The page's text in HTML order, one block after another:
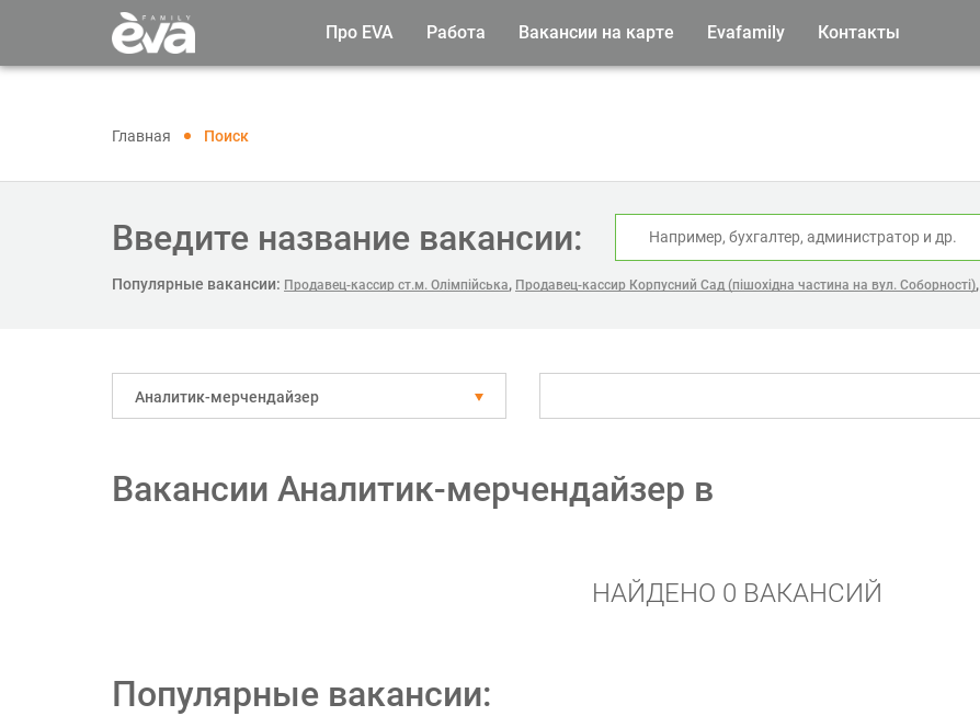
Про EVA Работа Вакансии на карте Evafamily Контакты
Главная Поиск
Введите название вакансии:
Популярные вакансии: Продавец-кассир ст.м. Олімпійська, Продавец-кассир Корпусний Сад (пішохідна частина на вул. Соборності),
Аналитик-мерчендайзер
Вакансии Аналитик-мерчендайзер в
НАЙДЕНО 0 ВАКАНСИЙ
Популярные вакансии: